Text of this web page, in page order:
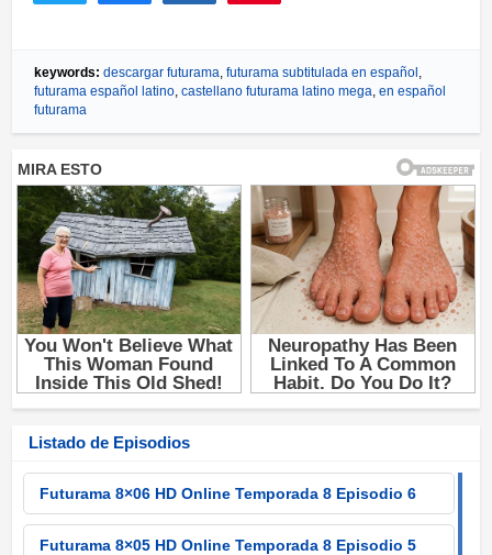
keywords: descargar futurama, futurama subtitulada en español ,
futurama español latino, castellano futurama latino mega, en español
futurama
Listado de Episodios
Futurama 8×06 HD Online Temporada 8 Episodio 6
Futurama 8×05 HD Online Temporada 8 Episodio 5